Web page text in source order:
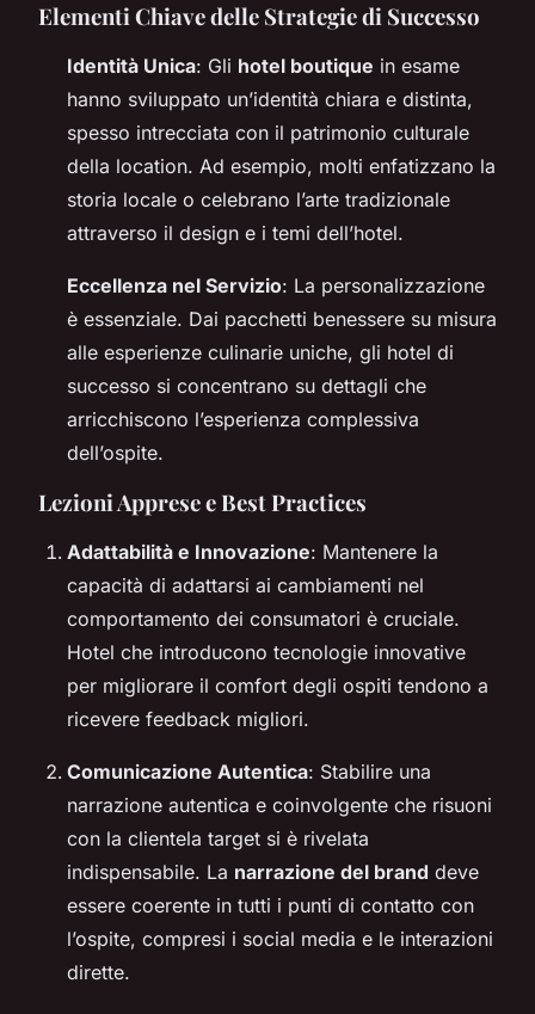
Elementi Chiave delle Strategie di Successo
Identità Unica: Gli hotel boutique in esame
hanno sviluppato un’identità chiara e distinta,
spesso intrecciata con il patrimonio culturale
della location. Ad esempio, molti enfatizzano la
storia locale o celebrano l’arte tradizionale
attraverso il design e i temi dell’hotel.
Eccellenza nel Servizio: La personalizzazione
è essenziale. Dai pacchetti benessere su misura
alle esperienze culinarie uniche, gli hotel di
successo si concentrano su dettagli che
arricchiscono l’esperienza complessiva
dell’ospite.
Lezioni Apprese e Best Practices
Adattabilità e Innovazione: Mantenere la
capacità di adattarsi ai cambiamenti nel
comportamento dei consumatori è cruciale.
Hotel che introducono tecnologie innovative
per migliorare il comfort degli ospiti tendono a
ricevere feedback migliori.
Comunicazione Autentica: Stabilire una
narrazione autentica e coinvolgente che risuoni
con la clientela target si è rivelata
indispensabile. La narrazione del brand deve
essere coerente in tutti i punti di contatto con
l’ospite, compresi i social media e le interazioni
dirette.